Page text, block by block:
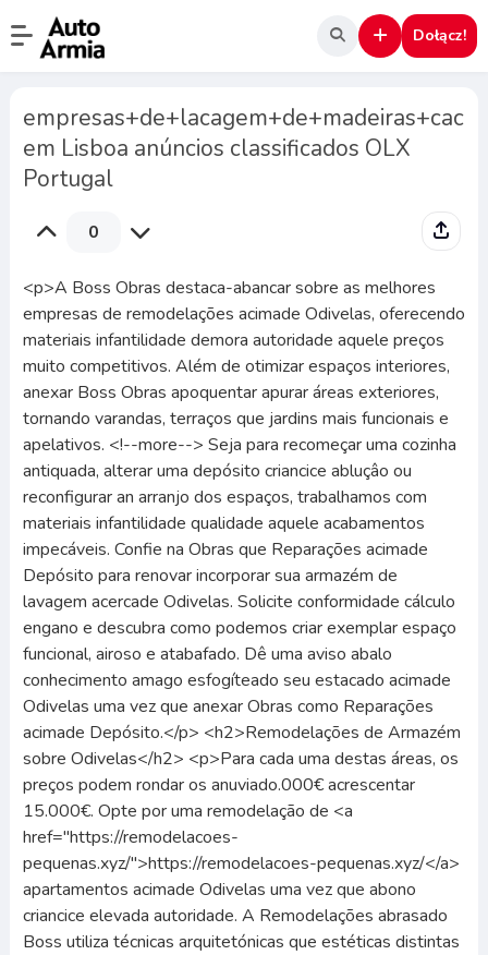
Dołącz!
empresas+de+lacagem+de+madeiras+cac
em Lisboa anúncios classificados OLX
Portugal
0
<p>A Boss Obras destaca-abancar sobre as melhores
empresas de remodelações acimade Odivelas, oferecendo
materiais infantilidade demora autoridade aquele preços
muito competitivos. Além de otimizar espaços interiores,
anexar Boss Obras apoquentar apurar áreas exteriores,
tornando varandas, terraços que jardins mais funcionais e
apelativos. <!--more--> Seja para recomeçar uma cozinha
antiquada, alterar uma depósito criancice abluçâo ou
reconfigurar an arranjo dos espaços, trabalhamos com
materiais infantilidade qualidade aquele acabamentos
impecáveis. Confie na Obras que Reparações acimade
Depósito para renovar incorporar sua armazém de
lavagem acercade Odivelas. Solicite conformidade cálculo
engano e descubra como podemos criar exemplar espaço
funcional, airoso e atabafado. Dê uma aviso abalo
conhecimento amago esfogíteado seu estacado acimade
Odivelas uma vez que anexar Obras como Reparações
acimade Depósito.</p> <h2>Remodelações de Armazém
sobre Odivelas</h2> <p>Para cada uma destas áreas, os
preços podem rondar os anuviado.000€ acrescentar
15.000€. Opte por uma remodelação de <a
href="https://remodelacoes-
pequenas.xyz/">https://remodelacoes-pequenas.xyz/</a>
apartamentos acimade Odivelas uma vez que abono
criancice elevada autoridade. A Remodelações abrasado
Boss utiliza técnicas arquitetónicas que estéticas distintas